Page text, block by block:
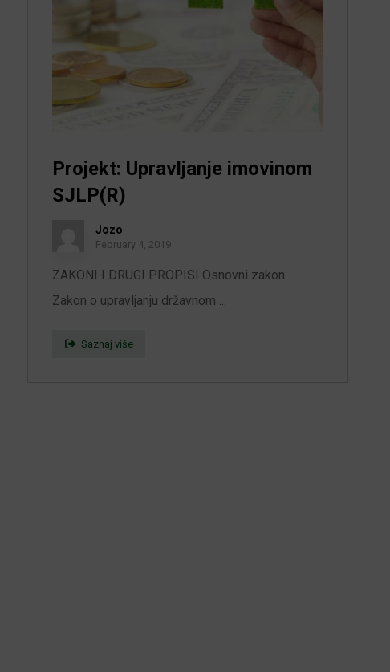
Projekt: Upravljanje imovinom
SJLP(R)
Jozo
February 4, 2019
ZAKONI I DRUGI PROPISI Osnovni zakon:
Zakon o upravljanju državnom ...
Saznaj više